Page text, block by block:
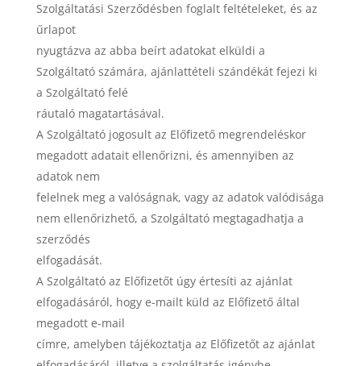
Szolgáltatási Szerződésben foglalt feltételeket, és az
űrlapot
nyugtázva az abba beírt adatokat elküldi a
Szolgáltató számára, ajánlattételi szándékát fejezi ki
a Szolgáltató felé
ráutaló magatartásával.
A Szolgáltató jogosult az Előfizető megrendeléskor
megadott adatait ellenőrizni, és amennyiben az
adatok nem
felelnek meg a valóságnak, vagy az adatok valódisága
nem ellenőrizhető, a Szolgáltató megtagadhatja a
szerződés
elfogadását.
A Szolgáltató az Előfizetőt úgy értesíti az ajánlat
elfogadásáról, hogy e-mailt küld az Előfizető által
megadott e-mail
címre, amelyben tájékoztatja az Előfizetőt az ajánlat